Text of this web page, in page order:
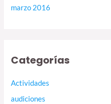
marzo 2016
Categorías
Actividades
audiciones